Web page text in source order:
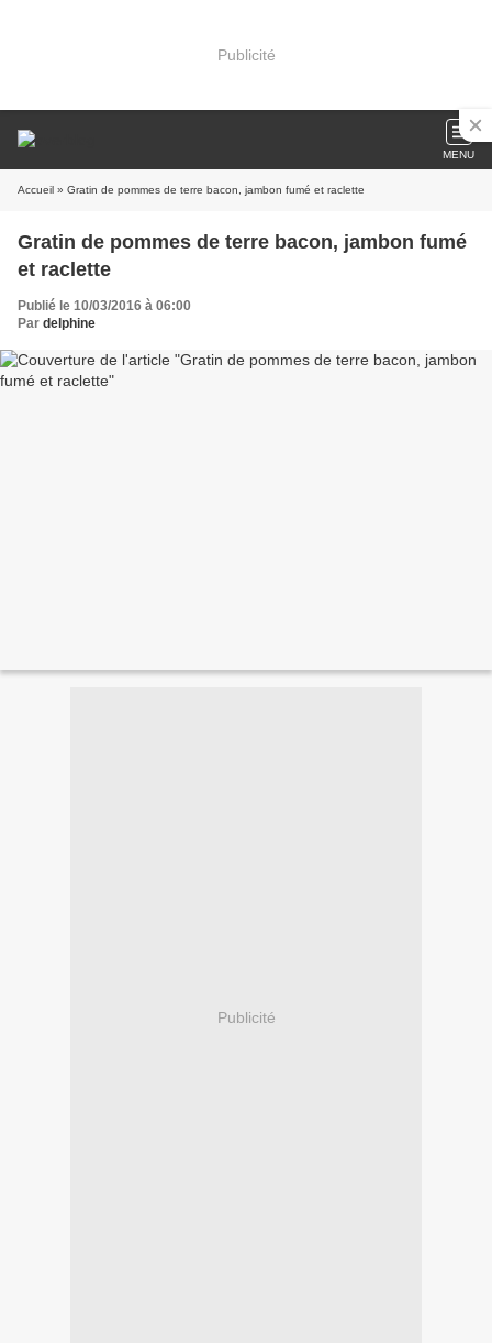
Publicité
MENU
Accueil » Gratin de pommes de terre bacon, jambon fumé et raclette
Gratin de pommes de terre bacon, jambon fumé
et raclette
Publié le 10/03/2016 à 06:00
Par delphine
Publicité